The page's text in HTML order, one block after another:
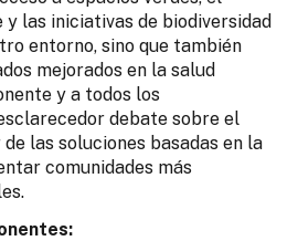
las iniciativas de biodiversidad
entorno, sino que también
mejorados en la salud
y a todos los
debate sobre el
las soluciones basadas en la
comunidades más